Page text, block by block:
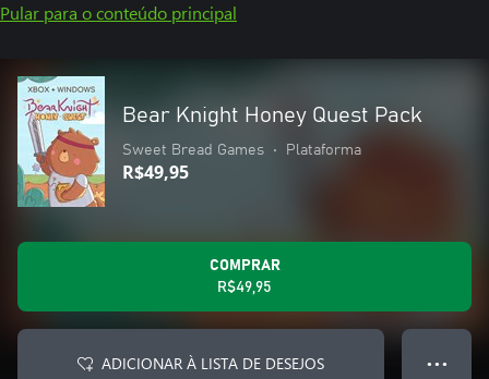
Pular para o conteúdo principal
Bear Knight Honey Quest Pack
Sweet Bread Games • Plataforma
R$49,95
COMPRAR
R$49,95
ADICIONAR À LISTA DE DESEJOS ● ● ●